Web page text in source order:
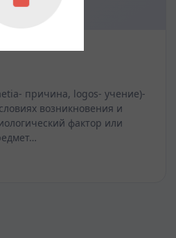
причина, logos- учение)-
возникновения и
фактор или